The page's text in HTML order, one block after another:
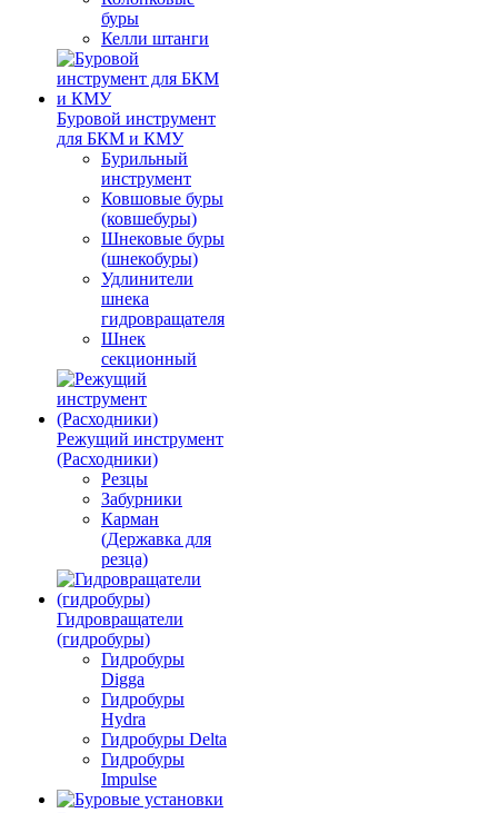
буры
Келли штанги
Буровой инструмент
для БКМ и КМУ
Бурильный
инструмент
Ковшовые буры
(ковшебуры)
Шнековые буры
(шнекобуры)
Удлинители
шнека
гидровращателя
Шнек
секционный
Режущий инструмент
(Расходники)
Резцы
Забурники
Карман
(Державка для
резца)
Гидровращатели
(гидробуры)
Гидробуры
Digga
Гидробуры
Hydra
Гидробуры Delta
Гидробуры
Impulse